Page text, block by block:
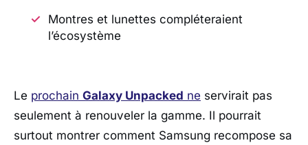
Montres et lunettes compléteraient
l’écosystème
Le prochain Galaxy Unpacked ne servirait pas
seulement à renouveler la gamme. Il pourrait
surtout montrer comment Samsung recompose sa